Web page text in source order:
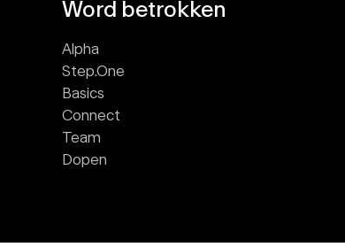
Word betrokken
Alpha
Step.One
Basics
Connect
Team
Dopen